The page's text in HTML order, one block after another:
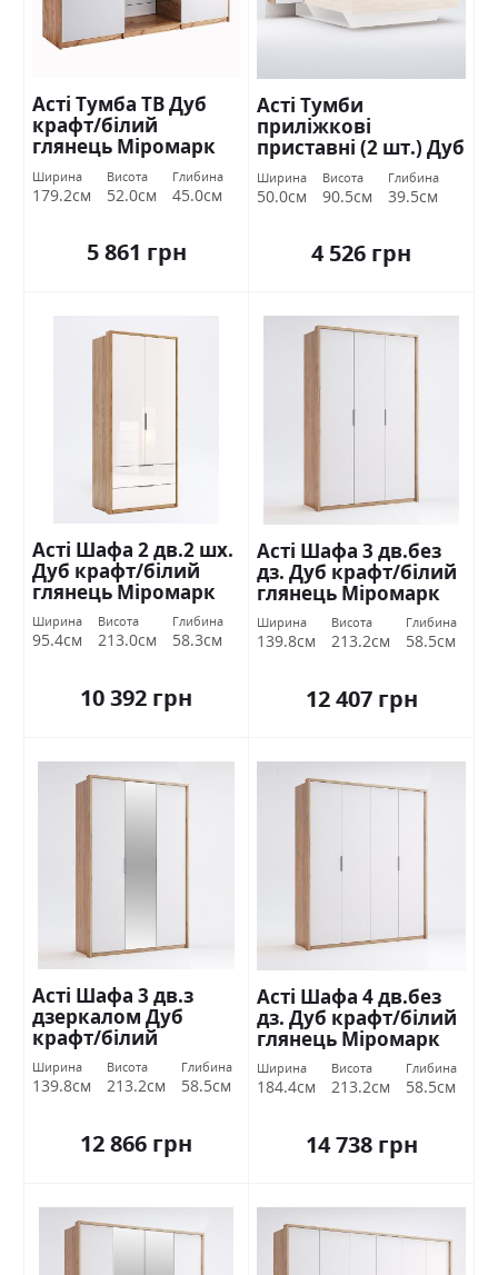
Асті Тумба ТВ Дуб
крафт/білий
глянець Міромарк
Ширина
179.2см
Висота
52.0см
Глибина
45.0см
5 861 грн
Асті Тумби
приліжкові
приставні (2 шт.) Дуб
крафт/білий
глянець Міромарк
Ширина
50.0см
Висота
90.5см
Глибина
39.5см
4 526 грн
Асті Шафа 2 дв.2 шх.
Дуб крафт/білий
глянець Міромарк
Ширина
95.4см
Висота
213.0см
Глибина
58.3см
10 392 грн
Асті Шафа 3 дв.без
дз. Дуб крафт/білий
глянець Міромарк
Ширина
139.8см
Висота
213.2см
Глибина
58.5см
12 407 грн
Асті Шафа 3 дв.з
дзеркалом Дуб
крафт/білий
глянець Міромарк
Ширина
139.8см
Висота
213.2см
Глибина
58.5см
12 866 грн
Асті Шафа 4 дв.без
дз. Дуб крафт/білий
глянець Міромарк
Ширина
184.4см
Висота
213.2см
Глибина
58.5см
14 738 грн